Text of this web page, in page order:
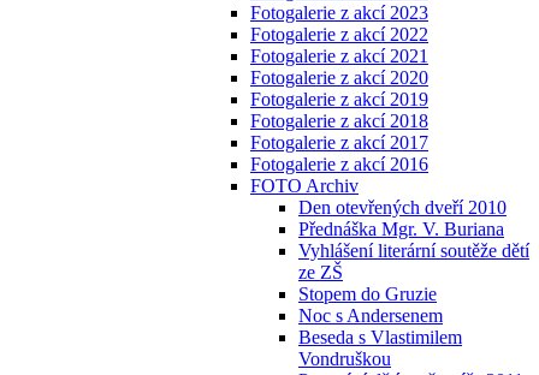
Fotogalerie z akcí 2023
Fotogalerie z akcí 2022
Fotogalerie z akcí 2021
Fotogalerie z akcí 2020
Fotogalerie z akcí 2019
Fotogalerie z akcí 2018
Fotogalerie z akcí 2017
Fotogalerie z akcí 2016
FOTO Archiv
Den otevřených dveří 2010
Přednáška Mgr. V. Buriana
Vyhlášení literární soutěže dětí
ze ZŠ
Stopem do Gruzie
Noc s Andersenem
Beseda s Vlastimilem
Vondruškou